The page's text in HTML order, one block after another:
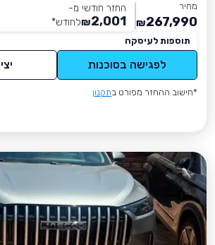
מחיר
267,990
₪
החזר חודשי מ-
2,001
₪לחודש*
תוספות לעיסקה
לפגישה בסוכנות
*חישוב ההחזר מפורט בתקנון